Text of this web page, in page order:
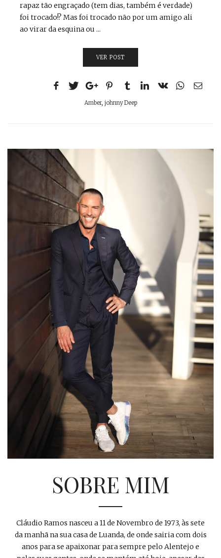
rapaz tão engraçado (tem dias, também é verdade)
foi trocado!? Mas foi trocado não por um amigo ali
ao virar da esquina ou ...
VER POST
Amber, johnny Deep
SOBRE MIM
Cláudio Ramos nasceu a 11 de Novembro de 1973, às sete
da manhã na sua casa de Luanda, de onde sairia com dois
anos para se apaixonar para sempre pelo Alentejo e